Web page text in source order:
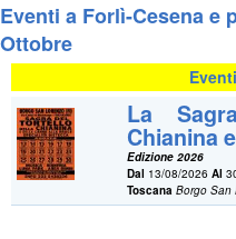
Eventi a Forlì-Cesena e
Ottobre
La
Chianina
Edizione 2026
Dal 13/08/2026Al
Toscana Borgo San